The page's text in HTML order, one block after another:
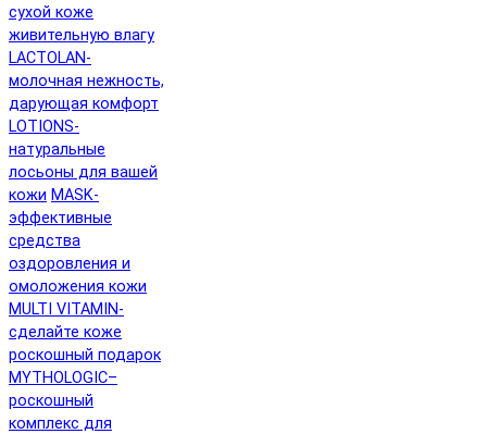
сухой коже
живительную влагу
LACTOLAN-
молочная нежность,
дарующая комфорт
LOTIONS-
натуральные
лосьоны для вашей
кожи MASK-
эффективные
средства
оздоровления и
омоложения кожи
MULTI VITAMIN-
сделайте коже
роскошный подарок
MYTHOLOGIC–
роскошный
комплекс для